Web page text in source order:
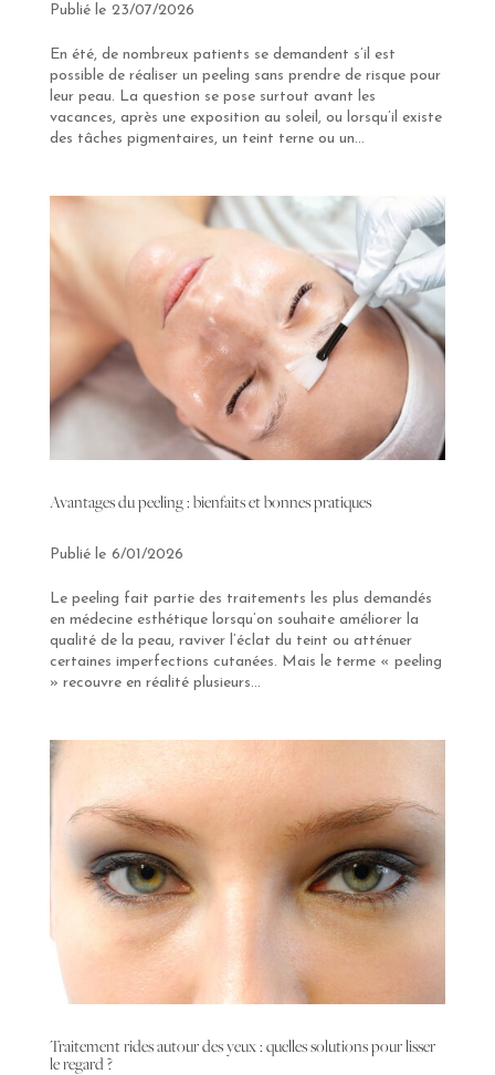
23/07/2026
En été, de nombreux patients se demandent s’il est
possible de réaliser un peeling sans prendre de risque pour
leur peau. La question se pose surtout avant les
vacances, après une exposition au soleil, ou lorsqu’il existe
des tâches pigmentaires, un teint terne ou un...
Avantages du peeling : bienfaits et bonnes pratiques
6/01/2026
Le peeling fait partie des traitements les plus demandés
en médecine esthétique lorsqu’on souhaite améliorer la
qualité de la peau, raviver l’éclat du teint ou atténuer
certaines imperfections cutanées. Mais le terme « peeling
» recouvre en réalité plusieurs...
Traitement rides autour des yeux : quelles solutions pour lisser
le regard ?